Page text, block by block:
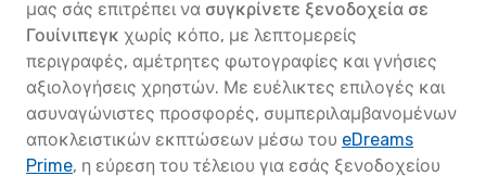
μας σάς επιτρέπει να συγκρίνετε ξενοδοχεία σε
Γουίνιπεγκ χωρίς κόπο, με λεπτομερείς
περιγραφές, αμέτρητες φωτογραφίες και γνήσιες
αξιολογήσεις χρηστών. Με ευέλικτες επιλογές και
ασυναγώνιστες προσφορές, συμπεριλαμβανομένων
αποκλειστικών εκπτώσεων μέσω του eDreams
Prime, η εύρεση του τέλειου για εσάς ξενοδοχείου